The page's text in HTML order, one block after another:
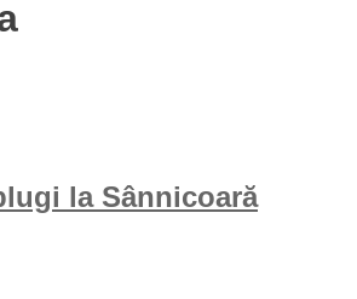
la Sânnicoară